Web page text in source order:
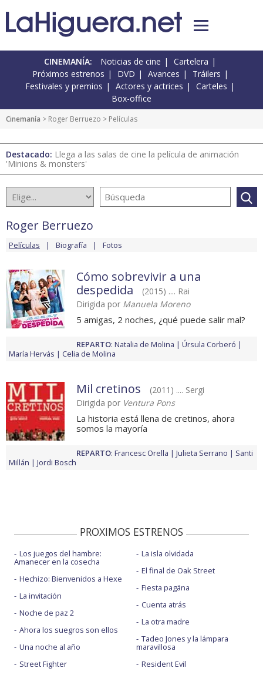
CINEMANÍA: Noticias de cine
Cartelera
Próximos estrenos
DVD Avances
Tráilers
Festivales y premios
Actores y actrices
Carteles
Box-office
Cinemanía > Roger Berruezo > Películas
Destacado: Llega a las salas de cine la película de animación
'Minions & monsters'
Roger Berruezo
Películas Biografía Fotos
Cómo sobrevivir a una
despedida
(2015) .... Rai
Dirigida por Manuela Moreno
5 amigas, 2 noches, ¿qué puede salir mal?
REPARTO: Natalia de Molina
Úrsula Corberó
María Hervás
Celia de Molina
Mil cretinos
(2011) .... Sergi
Dirigida por Ventura Pons
La historia está llena de cretinos, ahora
somos la mayoría
REPARTO: Francesc Orella Julieta Serrano
Santi
Millán
Jordi Bosch
PROXIMOS ESTRENOS
Los juegos del hambre:
Amanecer en la cosecha
Hechizo: Bienvenidos a Hexe
La invitación
Noche de paz 2
Ahora los suegros son ellos
Una noche al año
Street Fighter
La isla olvidada
El final de Oak Street
Fiesta pagäna
Cuenta atrás
La otra madre
Tadeo Jones y la lámpara
maravillosa
Resident Evil